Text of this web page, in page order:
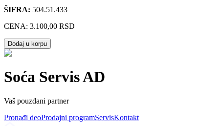
ŠIFRA: 504.51.433
CENA: 3.100,00 RSD
Dodaj u korpu
Soća Servis AD
Vaš pouzdani partner
Pronađi deoProdajni programServisKontakt